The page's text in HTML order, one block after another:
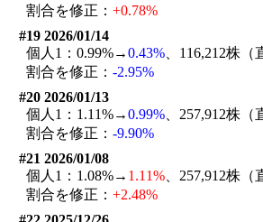
割合を修正：+0.78%
#19 2026/01/14
個人1：0.99%→0.43% 、116,212株（
割合を修正：-2.95%
#20 2026/01/13
個人1：1.11%→0.99% 、257,912株（
割合を修正：-9.90%
#21 2026/01/08
個人1：1.08%→ 1.11% 、257,912株（
割合を修正：+2.48%